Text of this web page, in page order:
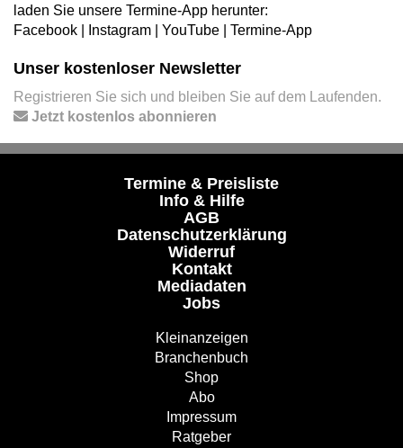
laden Sie unsere Termine-App herunter:
Facebook
Instagram YouTube Termine-App
Unser kostenloser Newsletter
Registrieren Sie sich und bleiben Sie auf dem Laufenden.
Jetzt kostenlos abonnieren
Termine & Preisliste
Info & Hilfe
AGB
Datenschutzerklärung
Widerruf
Kontakt
Mediadaten
Jobs
Kleinanzeigen
Branchenbuch
Shop
Abo
Impressum
Ratgeber